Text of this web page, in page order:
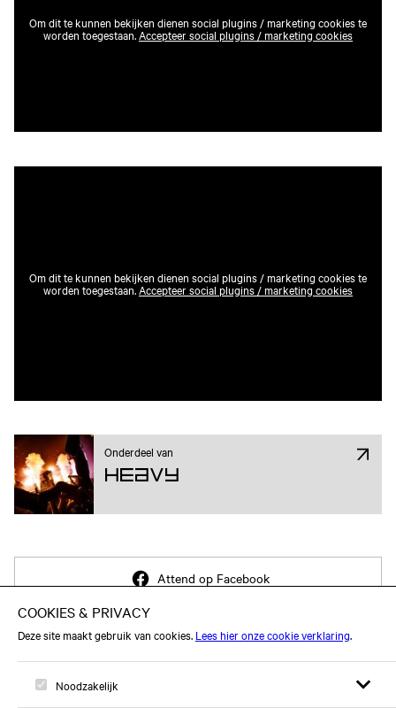
Om dit te kunnen bekijken dienen social plugins / marketing cookies te
worden toegestaan.Accepteer social plugins / marketing cookies
Om dit te kunnen bekijken dienen social plugins / marketing cookies te
worden toegestaan.Accepteer social plugins / marketing cookies
Onderdeel van
Heavy
Attend op Facebook